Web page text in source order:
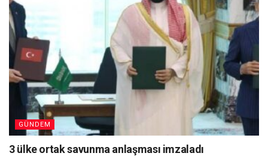
GÜNDEM
3 ülke ortak savunma anlaşması imzaladı